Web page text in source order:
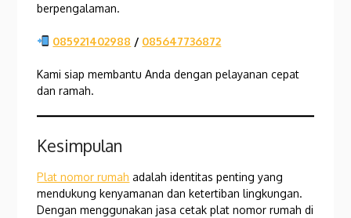
berpengalaman.
085921402988 / 085647736872
Kami siap membantu Anda dengan pelayanan cepat
dan ramah.
Kesimpulan
Plat nomor rumah adalah identitas penting yang
mendukung kenyamanan dan ketertiban lingkungan.
Dengan menggunakan jasa cetak plat nomor rumah di